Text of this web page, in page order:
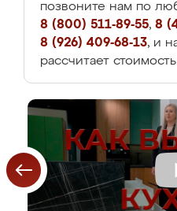
позвоните нам по
8 (800) 511-89-55, 8
8 (926) 409-68-13, и
рассчитает